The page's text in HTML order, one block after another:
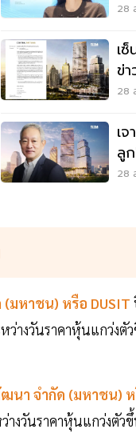
28
เ
ข่
28
เ
ลู
พั
28
(มหาชน) หรือ DUSIT
ว่างวันราคาหุ้นแกว่ง
นา จำกัด (มหาชน) ห
างวันราคาหุ้นแกว่งตั